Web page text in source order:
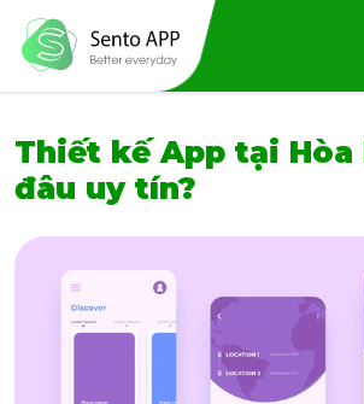
Thiết kế App tại Hòa
đâu uy tín?